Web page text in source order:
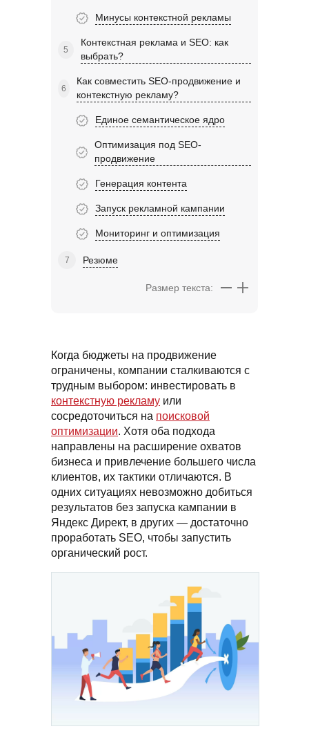
Минусы контекстной рекламы
Контекстная реклама и SEO: как
выбрать?
Как совместить SEO-продвижение и
контекстную рекламу?
Единое семантическое ядро
Оптимизация под SEO-
продвижение
Генерация контента
Запуск рекламной кампании
Мониторинг и оптимизация
Резюме
Размер текста:
Когда бюджеты на продвижение
ограничены, компании сталкиваются с
трудным выбором: инвестировать в
контекстную рекламу или
сосредоточиться на поисковой
оптимизации. Хотя оба подхода
направлены на расширение охватов
бизнеса и привлечение большего числа
клиентов, их тактики отличаются. В
одних ситуациях невозможно добиться
результатов без запуска кампании в
Яндекс Директ, в других — достаточно
проработать SEO, чтобы запустить
органический рост.